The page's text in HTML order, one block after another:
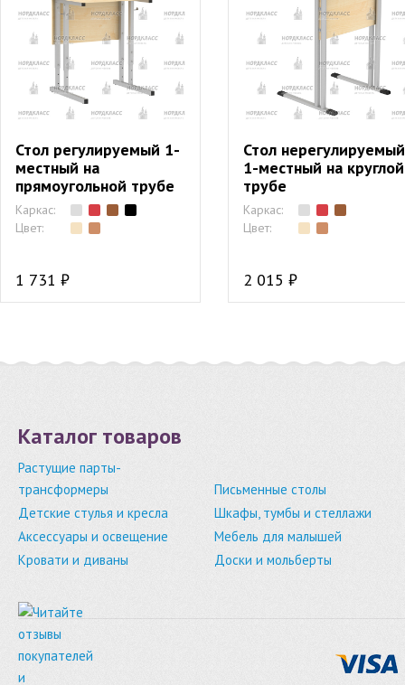
Стол регулируемый 1-
местный на
прямоугольной трубе
Каркас:
Цвет:
1 731 ₽
Стол нерегулируемый
1-местный на круглой
трубе
Каркас:
Цвет:
2 015 ₽
Каталог товаров
Растущие парты-
трансформеры
Письменные столы
Детские стулья и кресла
Шкафы, тумбы и стеллажи
Аксессуары и освещение
Мебель для малышей
Кровати и диваны
Доски и мольберты